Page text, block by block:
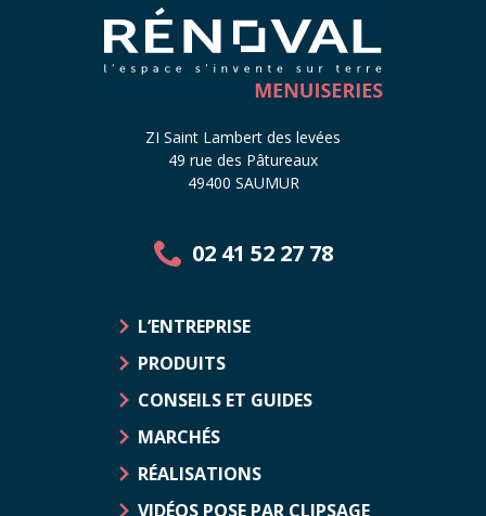
ZI Saint Lambert des levées
49 rue des Pâtureaux
49400 SAUMUR
02 41 52 27 78
L’ENTREPRISE
PRODUITS
CONSEILS ET GUIDES
MARCHÉS
RÉALISATIONS
VIDÉOS POSE PAR CLIPSAGE